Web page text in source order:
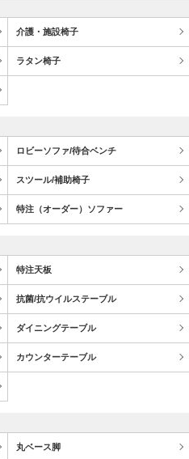
介護・施設椅子
ラタン椅子
ロビーソファ/待合ベンチ
スツール/補助椅子
特注（オーダー）ソファー
特注天板
抗菌/抗ウイルステーブル
ダイニングテーブル
カウンターテーブル
丸ベース脚